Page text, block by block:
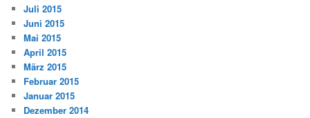
Juli 2015
Juni 2015
Mai 2015
April 2015
März 2015
Februar 2015
Januar 2015
Dezember 2014